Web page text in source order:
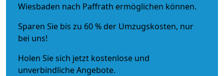
Wiesbaden nach Paffrath ermöglichen können.
Sparen Sie bis zu 60 % der Umzugskosten, nur
bei uns!
Holen Sie sich jetzt kostenlose und
unverbindliche Angebote.